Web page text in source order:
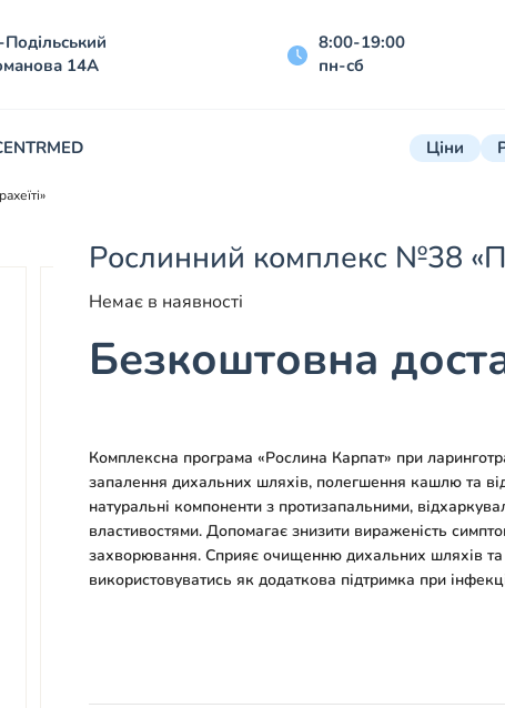
14А
8:00-19:00
пн-сб
Ціни
Рослинний комплекс №38
Немає в наявності
Безкоштовна
Комплексна програма «Рослина Карпат» при
запалення дихальних шляхів, полегшення кашлю та
натуральні компоненти з протизапальними,
властивостями. Допомагає знизити вираженість
захворювання. Сприяє очищенню дихальних шляхів
використовуватись як додаткова підтримка при